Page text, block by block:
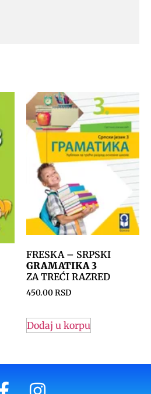
FRESKA – SRPSKI
GRAMATIKA 3
ZA TREĆI RAZRED
450.00RSD
Dodaj u korpu